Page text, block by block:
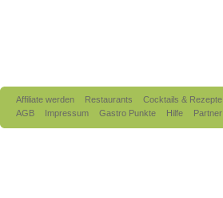
Affiliate werden Restaurants
Cocktails & Rezepte
AGB
Impressum Gastro Punkte Hilfe Partner